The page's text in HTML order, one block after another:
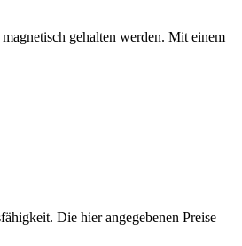
gehalten werden. Mit einem
Die hier angegebenen Preise